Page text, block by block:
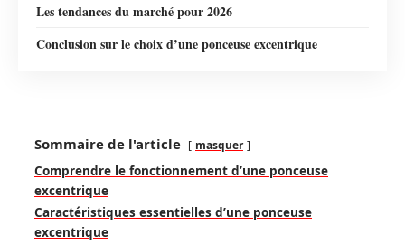
Les tendances du marché pour 2026
Conclusion sur le choix d’une ponceuse excentrique
Sommaire de l'article masquer
Comprendre le fonctionnement d’une ponceuse
excentrique
Caractéristiques essentielles d’une ponceuse
excentrique